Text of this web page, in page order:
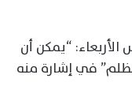
“يمكن أن
في إشارة منه